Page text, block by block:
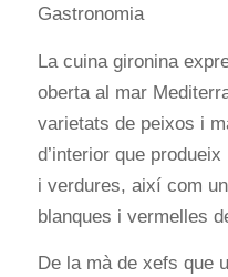
Gastronomia
La cuina gironina
oberta al mar
varietats de peixos i
d’interior que
i verdures, així com
blanques i vermelles
De la mà de xefs que